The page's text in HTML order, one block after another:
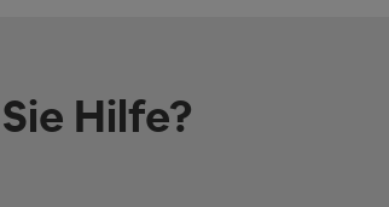
Hilfe?